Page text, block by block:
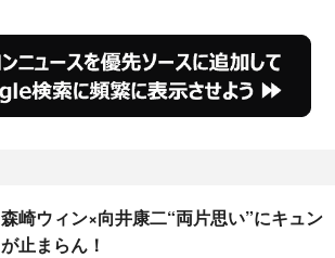
森崎ウィン×向井康二“両片思い”にキュン
が止まらん！